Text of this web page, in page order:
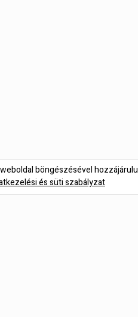
böngészésével
és süti szabályzat